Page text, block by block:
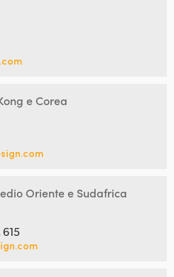
e Corea
Oriente e Sudafrica